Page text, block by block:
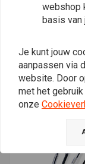
€99,17
webshop
basis van
Je kunt jouw
aanpassen via
website. Door
met het
onze